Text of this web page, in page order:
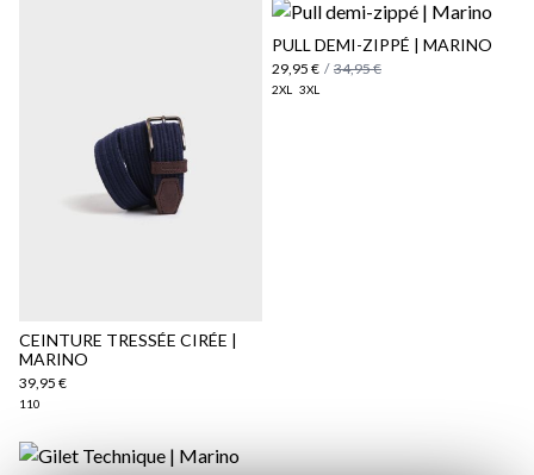
ici
CEINTURE TRESSÉE CIRÉE |
MARINO
39,95 €
110
PULL DEMI-ZIPPÉ | MARINO
29,95 € / 34,95 €
2XL 3XL